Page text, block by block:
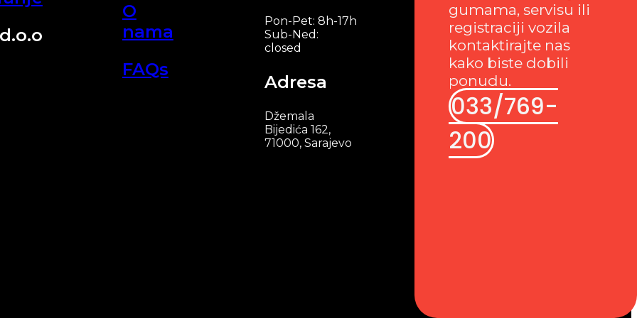
O
nama
FAQs
Pon-Pet: 8h-17h
Sub-Ned:
closed
Adresa
Džemala
Bijedića 162,
71000, Sarajevo
gumama, servisu ili
registraciji vozila
kontaktirajte nas
kako biste dobili
ponudu.
033/769-
200